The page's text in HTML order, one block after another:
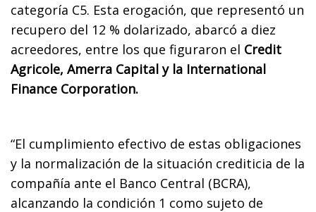
categoría C5. Esta erogación, que representó un
recupero del 12 % dolarizado, abarcó a diez
acreedores, entre los que figuraron el Credit
Agricole, Amerra Capital y la International
Finance Corporation.
“El cumplimiento efectivo de estas obligaciones
y la normalización de la situación crediticia de la
compañía ante el Banco Central (BCRA),
alcanzando la condición 1 como sujeto de